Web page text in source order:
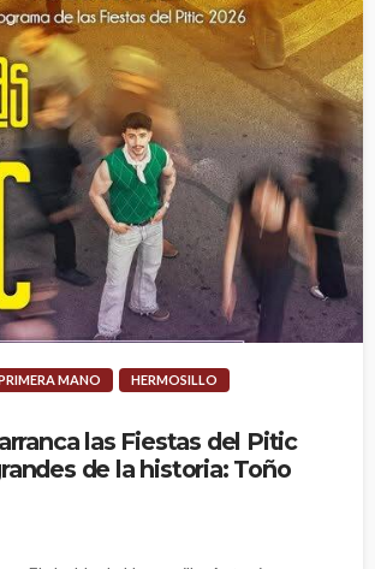
MANO
HERMOSILLO
las Fiestas del Pitic
de la historia: Toño